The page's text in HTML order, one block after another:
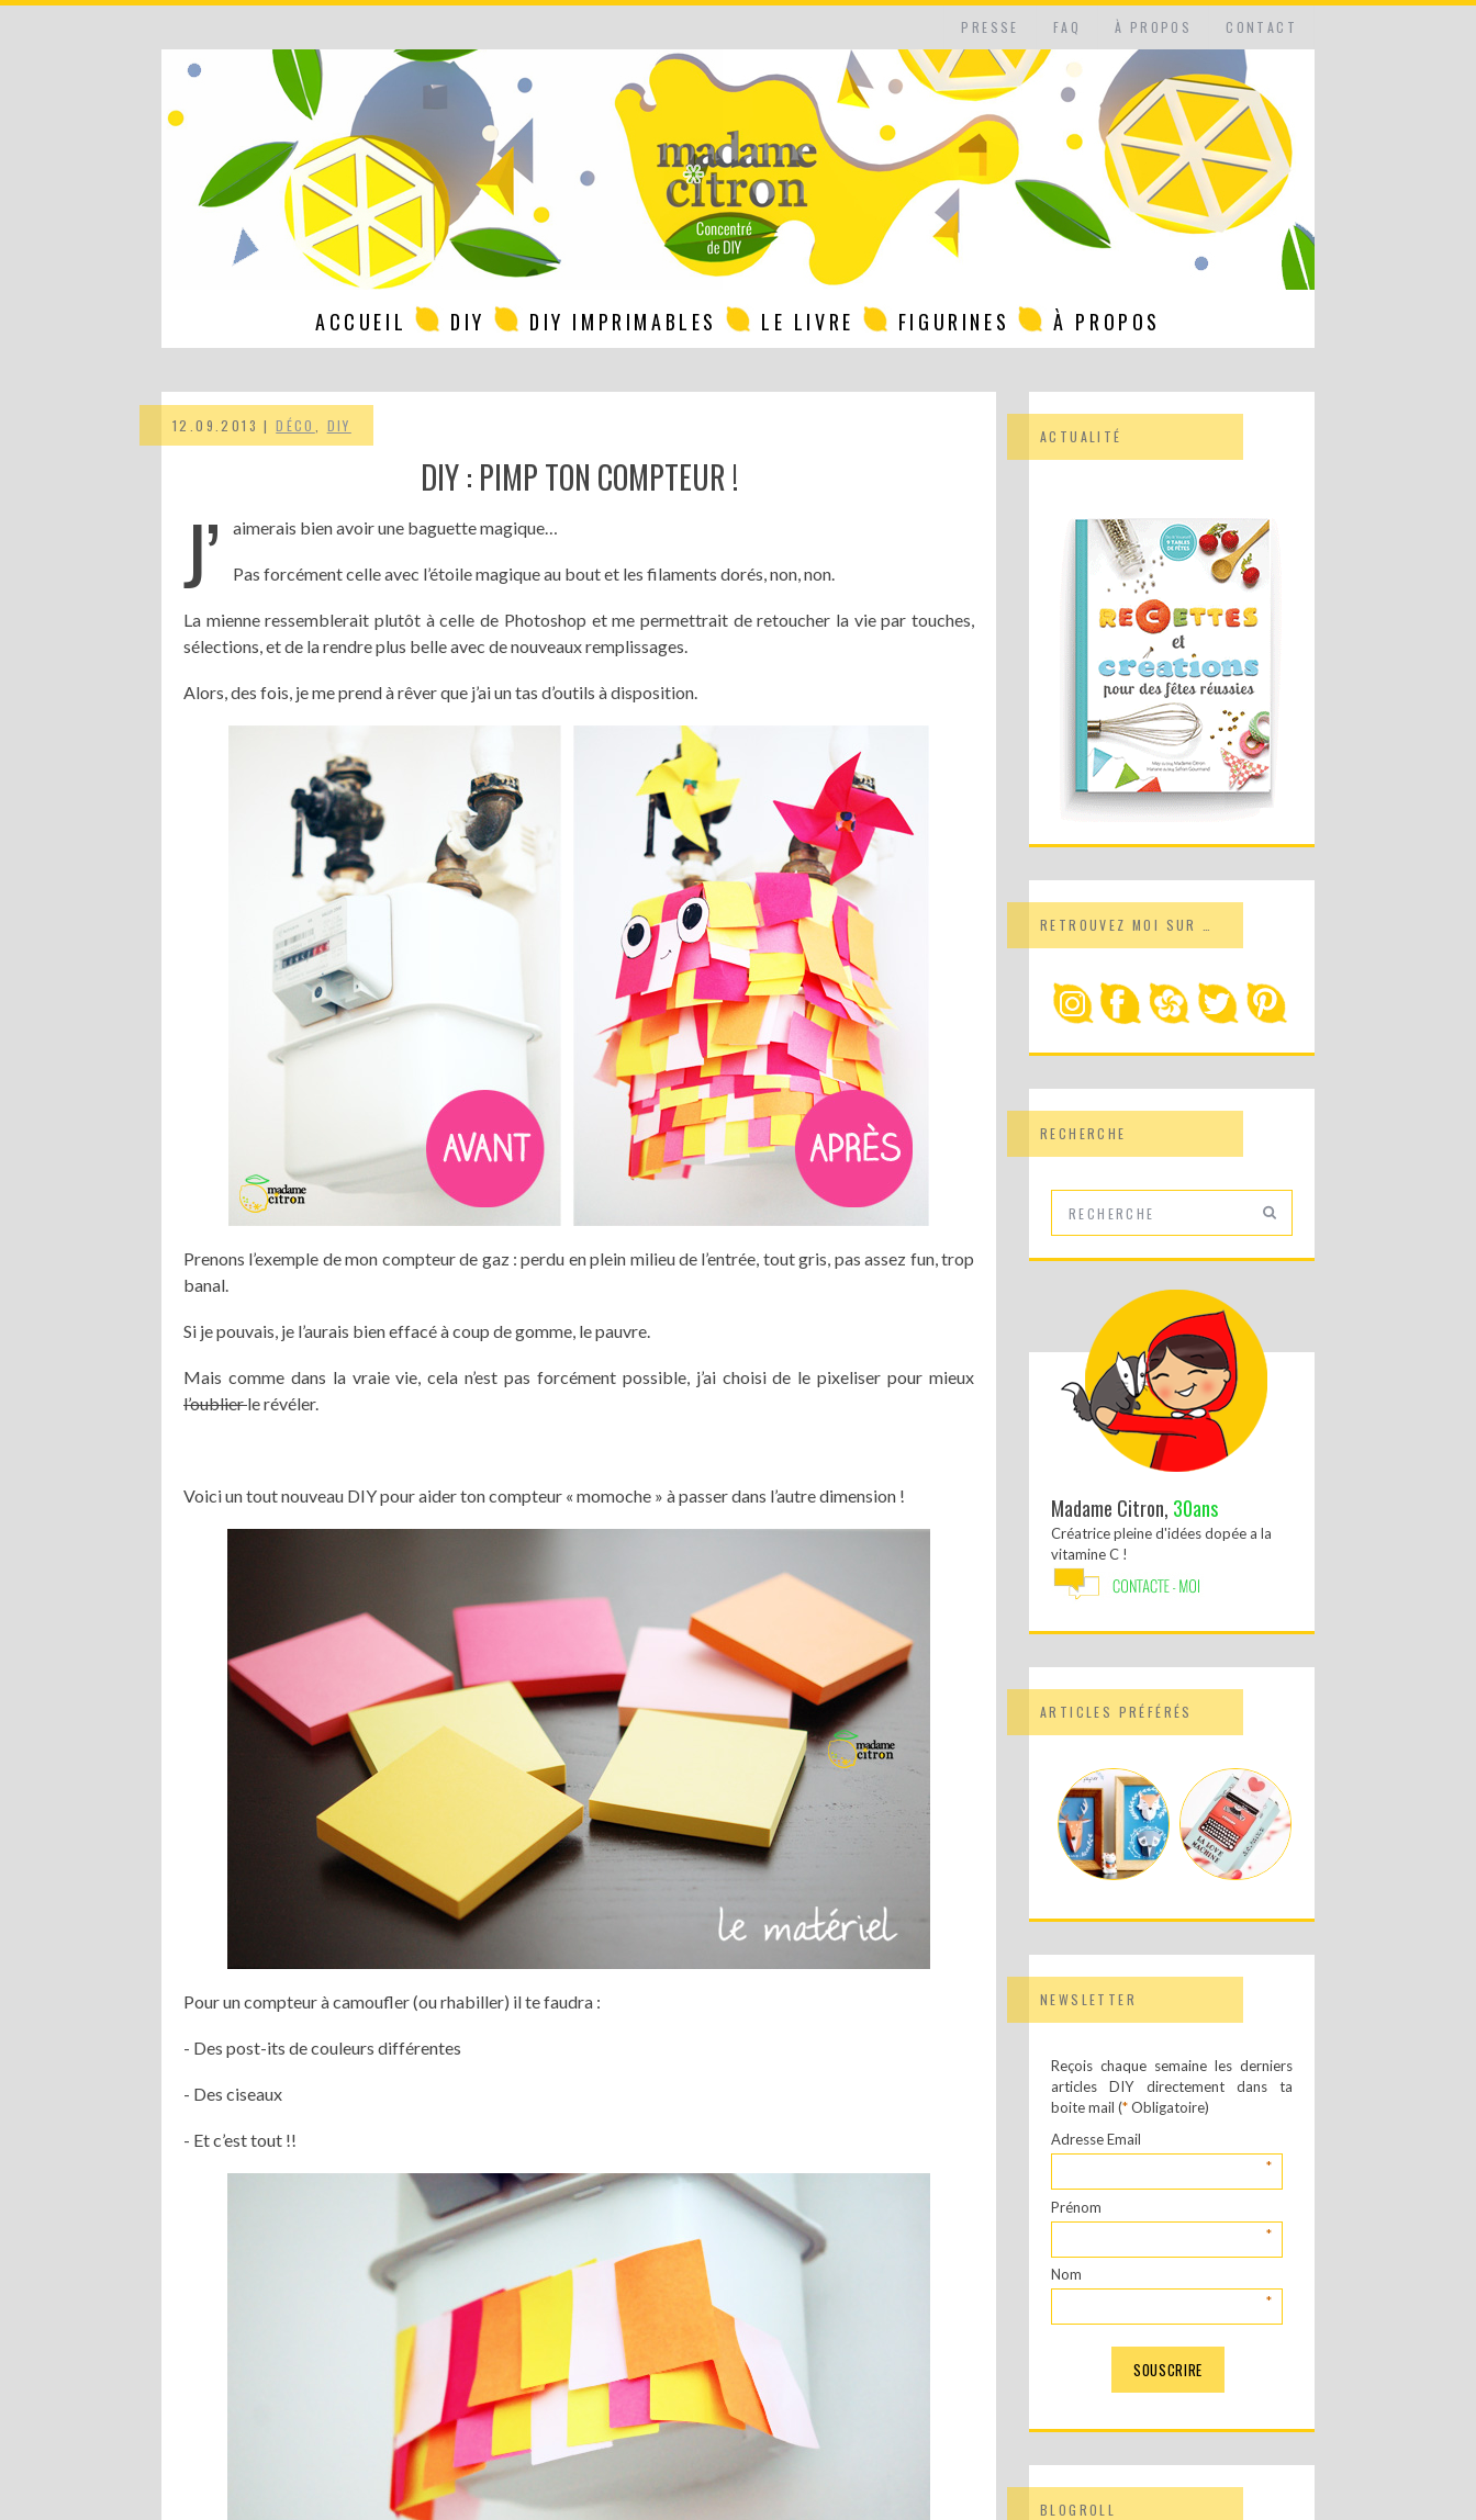
PRESSE FAQ À PROPOS CONTACT
ACCUEIL DIY DIY IMPRIMABLES LE LIVRE FIGURINES À PROPOS
12.09.2013 |DÉCO DIY
DIY : PIMP TON COMPTEUR !
J’ aimerais bien avoir une baguette magique…
Pas forcément celle avec l’étoile magique au bout et les filaments dorés, non, non.
La mienne ressemblerait plutôt à celle de Photoshop et me permettrait de retoucher la vie par touches,
sélections, et de la rendre plus belle avec de nouveaux remplissages.
Alors, des fois, je me prend à rêver que j’ai un tas d’outils à disposition.
Prenons l’exemple de mon compteur de gaz : perdu en plein milieu de l’entrée, tout gris, pas assez fun, trop
banal.
Si je pouvais, je l’aurais bien effacé à coup de gomme, le pauvre.
Mais comme dans la vraie vie, cela n’est pas forcément possible, j’ai choisi de le pixeliser pour mieux
l’oublierle révéler.
Voici un tout nouveau DIY pour aider ton compteur « momoche » à passer dans l’autre dimension !
Pour un compteur à camoufler (ou rhabiller) il te faudra :
- Des post-its de couleurs différentes
- Des ciseaux
- Et c’est tout !!
ACTUALITÉ
RETROUVEZ MOI SUR …
RECHERCHE
Madame Citron, 30ans
Créatrice pleine d'idées dopée a la
vitamine C !
ARTICLES PRÉFÉRÉS
NEWSLETTER
Reçois chaque semaine les derniers
articles DIY directement dans ta
boite mail (*Obligatoire)
Adresse Email
*
Prénom
*
Nom
*
BLOGROLL